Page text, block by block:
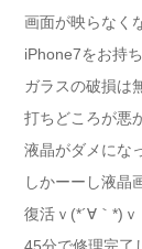
画面が映らなく
iPhone7をお持
ガラスの破損は
打ちどころが悪
しかーーし液晶
復活ｖ(*´∀｀*)ｖ
45分で修理完了